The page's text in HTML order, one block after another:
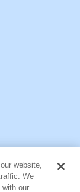
電子公告
ループのDX
website,
We
with our